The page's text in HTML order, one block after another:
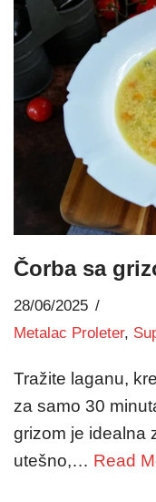
Čorba sa
28/06/2025
Metalac Proleter,
Tražite laganu,
za samo 30
grizom je idealna
utešno,… Read